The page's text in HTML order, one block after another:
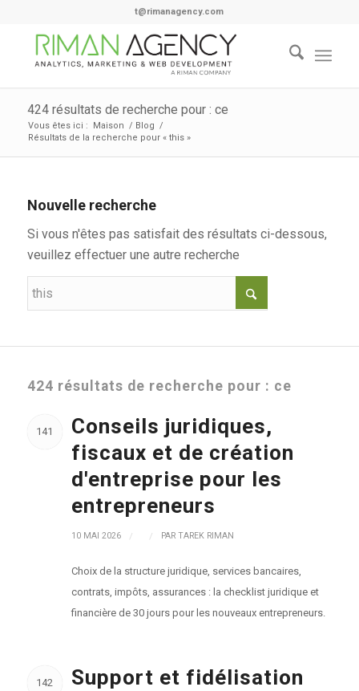
t@rimanagency.com
424 résultats de recherche pour : ce
Vous êtes ici : Maison / Blog /
Résultats de la recherche pour « this »
Nouvelle recherche
Si vous n'êtes pas satisfait des résultats ci-dessous,
veuillez effectuer une autre recherche
424 résultats de recherche pour : ce
141
Conseils juridiques,
fiscaux et de création
d'entreprise pour les
entrepreneurs
10 MAI 2026 / / PAR TAREK RIMAN
Choix de la structure juridique, services bancaires,
contrats, impôts, assurances : la checklist juridique et
financière de 30 jours pour les nouveaux entrepreneurs.
142
Support et fidélisation